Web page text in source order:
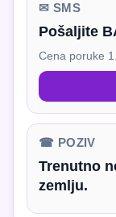
✉ SMS
Pošaljite
Cena poruke
☎ POZIV
Trenutno
zemlju.